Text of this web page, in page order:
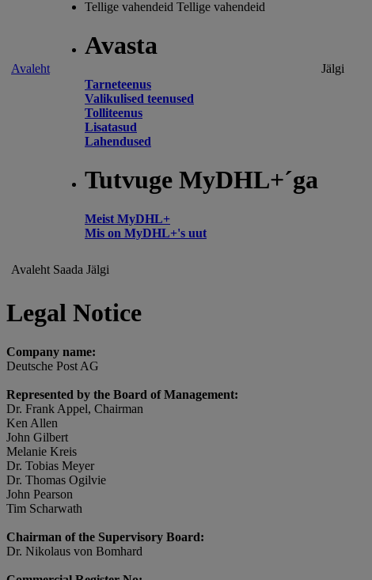
Avaleht
Tellige vahendeid Tellige vahendeid
Avasta
Tarneteenus
Valikulised teenused
Tolliteenus
Lisatasud
Lahendused
Tutvuge MyDHL+´ga
Meist MyDHL+
Mis on MyDHL+'s uut
Jälgi
Avaleht Saada Jälgi
Legal Notice
Company name:
Deutsche Post AG
Represented by the Board of Management:
Dr. Frank Appel, Chairman
Ken Allen
John Gilbert
Melanie Kreis
Dr. Tobias Meyer
Dr. Thomas Ogilvie
John Pearson
Tim Scharwath
Chairman of the Supervisory Board:
Dr. Nikolaus von Bomhard